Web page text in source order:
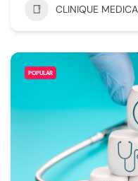
CLINIQUE
POPULAR